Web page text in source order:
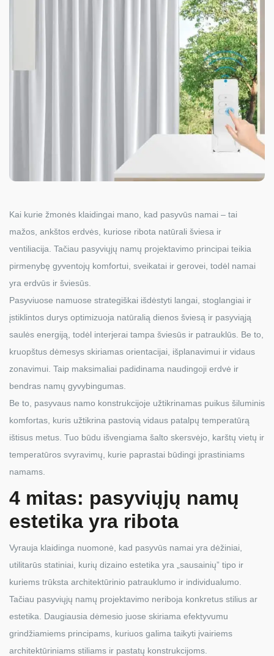
Kai kurie žmonės klaidingai mano, kad pasyvūs namai – tai
mažos, ankštos erdvės, kuriose ribota natūrali šviesa ir
ventiliacija. Tačiau pasyviųjų namų projektavimo principai teikia
pirmenybę gyventojų komfortui, sveikatai ir gerovei, todėl namai
yra erdvūs ir šviesūs.
Pasyviuose namuose strategiškai išdėstyti langai, stoglangiai ir
įstiklintos durys optimizuoja natūralią dienos šviesą ir pasyviąją
saulės energiją, todėl interjerai tampa šviesūs ir patrauklūs. Be to,
kruopštus dėmesys skiriamas orientacijai, išplanavimui ir vidaus
zonavimui. Taip maksimaliai padidinama naudingoji erdvė ir
bendras namų gyvybingumas.
Be to, pasyvaus namo konstrukcijoje užtikrinamas puikus šiluminis
komfortas, kuris užtikrina pastovią vidaus patalpų temperatūrą
ištisus metus. Tuo būdu išvengiama šalto skersvėjo, karštų vietų ir
temperatūros svyravimų, kurie paprastai būdingi įprastiniams
namams.
4 mitas: pasyviųjų namų
estetika yra ribota
Vyrauja klaidinga nuomonė, kad pasyvūs namai yra dėžiniai,
utilitarūs statiniai, kurių dizaino estetika yra „sausainių” tipo ir
kuriems trūksta architektūrinio patrauklumo ir individualumo.
Tačiau pasyviųjų namų projektavimo neriboja konkretus stilius ar
estetika. Daugiausia dėmesio juose skiriama efektyvumu
grindžiamiems principams, kuriuos galima taikyti įvairiems
architektūriniams stiliams ir pastatų konstrukcijoms.